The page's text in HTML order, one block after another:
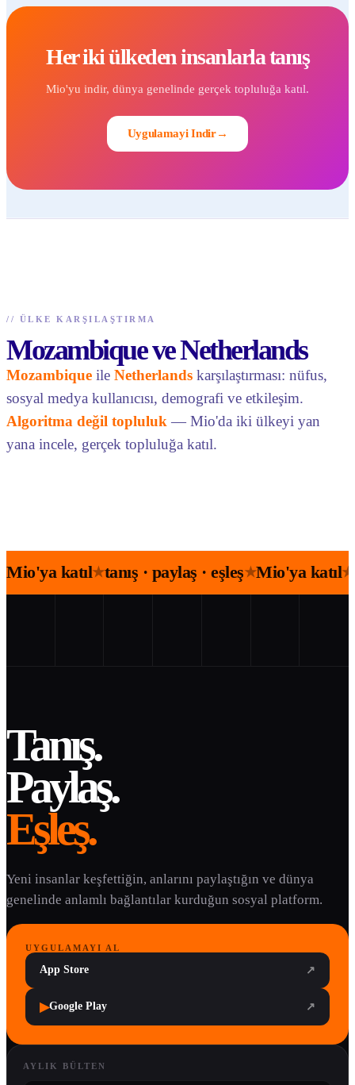
Her iki ülkeden insanlarla tanış
Mio'yu indir, dünya genelinde gerçek topluluğa katıl.
Uygulamayi Indir→
// ÜLKE KARŞILAŞTIRMA
Mozambique ve Netherlands
Mozambique ile Netherlands karşılaştırması: nüfus,
sosyal medya kullanıcısı, demografi ve etkileşim.
Algoritma değil topluluk — Mio'da iki ülkeyi yan
yana incele, gerçek topluluğa katıl.
Mio'ya katıl★tanış · paylaş · eşleş★Mio'ya katıl★
Tanış.
Paylaş.
Eşleş.
Yeni insanlar keşfettiğin, anlarını paylaştığın ve dünya
genelinde anlamlı bağlantılar kurduğun sosyal platform.
UYGULAMAYI AL
App Store ↗
▶Google Play ↗
AYLIK BÜLTEN